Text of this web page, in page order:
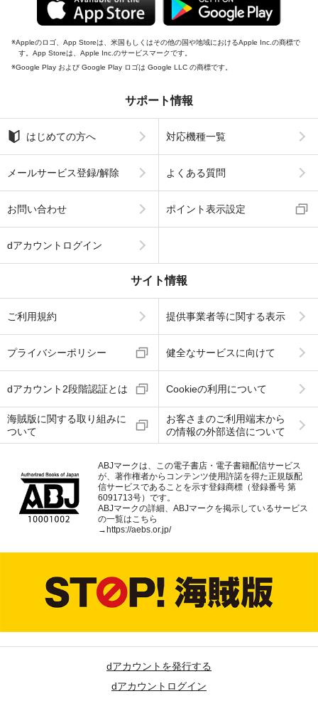
Appleのロゴ、App Storeは、米国もしくはその他の国や地域におけるApple Inc.の商標で
す。App Storeは、Apple Inc.のサービスマークです。
Google Play および Google Play ロゴは Google LLC の商標です。
サポート情報
はじめての方へ 対応機種一覧
メールサービス登録/解除 よくある質問
お問い合わせ ポイント表示設定
dアカウントログイン
サイト情報
ご利用規約 提供事業者等に関する表示
プライバシーポリシー 健全なサービスに向けて
dアカウント2段階認証とは Cookieの利用について
海賊版に関する取り組みに
ついて
お客さまのご利用端末から
の情報の外部送信について
ABJマークは、この電子書店・電子書籍配信サービス
が、著作権者からコンテンツ使用許諾を得た正規版配
信サービスであることを示す登録商標（登録番号 第
6091713号）です。
ABJマークの詳細、ABJマークを掲示しているサービス
の一覧はこちら
→https://aebs.or.jp/
dアカウントを発行する
dアカウントログイン